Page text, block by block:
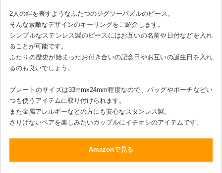
2人の絆を表すようなふたつのジグソーパズルのピース。
そんな素敵なデザインのキーリングをご紹介します。
シンプルなステンレス製のピースにはお互いの名前や日付などを入れ
ることが可能です。
ふたりの歴史が始まったお付き合いの記念日やお互いの誕生日を入れ
るのも良いでしょう。
プレートのサイズは33mmx24mm程度なので、バッグやポーチなどい
つも使うアイテムに取り付けられます。
また金属アレルギーなどの方にも安心なスタンレス製。
さりげないペアを楽しみたいカップルにイチオシのアイテムです。
Amazonで見る